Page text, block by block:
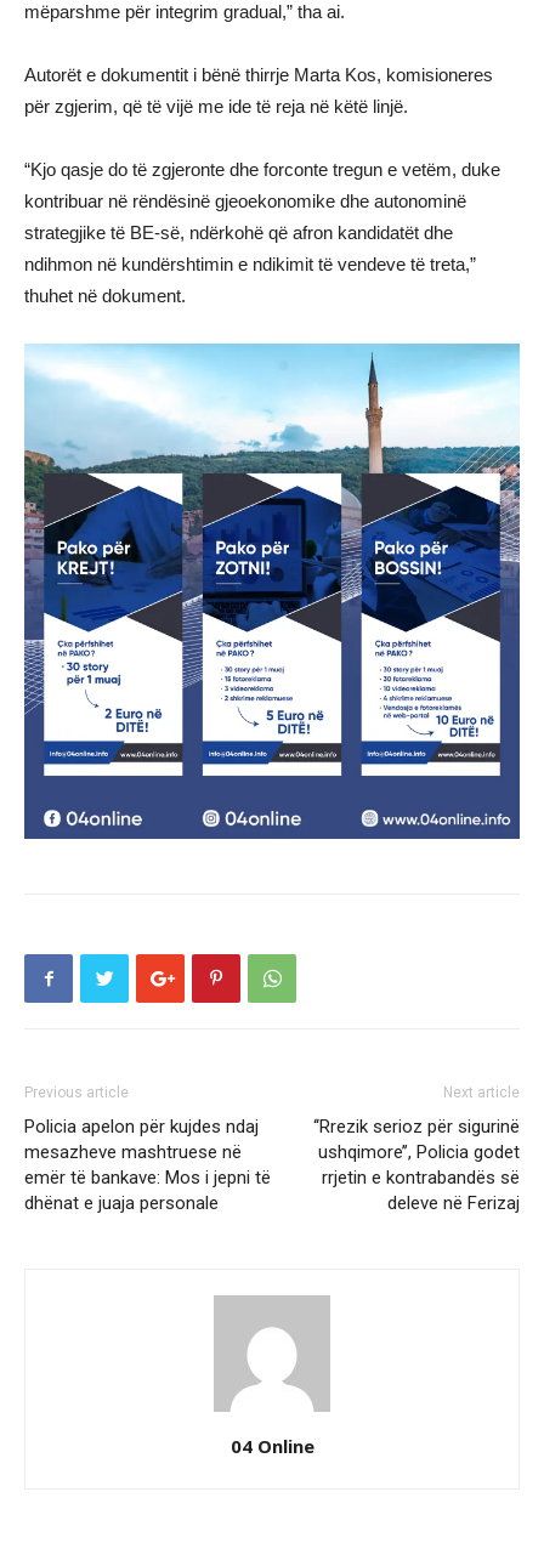
mëparshme për integrim gradual,” tha ai.
Autorët e dokumentit i bënë thirrje Marta Kos, komisioneres
për zgjerim, që të vijë me ide të reja në këtë linjë.
“Kjo qasje do të zgjeronte dhe forconte tregun e vetëm, duke
kontribuar në rëndësinë gjeoekonomike dhe autonominë
strategjike të BE-së, ndërkohë që afron kandidatët dhe
ndihmon në kundërshtimin e ndikimit të vendeve të treta,”
thuhet në dokument.
Previous article
Policia apelon për kujdes ndaj
mesazheve mashtruese në
emër të bankave: Mos i jepni të
dhënat e juaja personale
Next article
‘‘Rrezik serioz për sigurinë
ushqimore’’, Policia godet
rrjetin e kontrabandës së
deleve në Ferizaj
04 Online